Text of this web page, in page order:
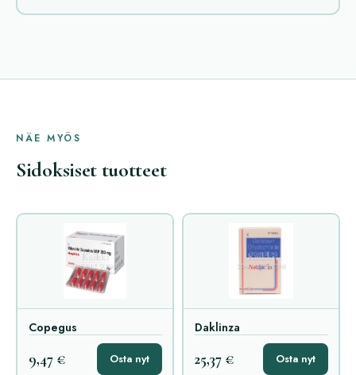
NÄE MYÖS
Sidoksiset tuotteet
Copegus
9,47 € Osta nyt
Daklinza
25,37 € Osta nyt